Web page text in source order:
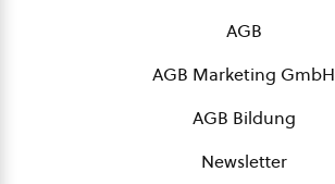
AGB
AGB Marketing GmbH
AGB Bildung
Newsletter